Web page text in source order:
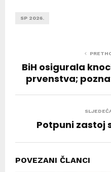
SP 2026.
BiH osigurala
prvenstva;
Potpuni zastoj
POVEZANI ČLANCI